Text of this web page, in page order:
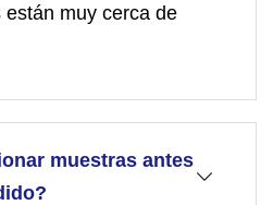
están muy cerca de
muestras antes